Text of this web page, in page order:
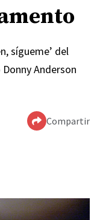
sígueme’ del
Anderson
Compartir